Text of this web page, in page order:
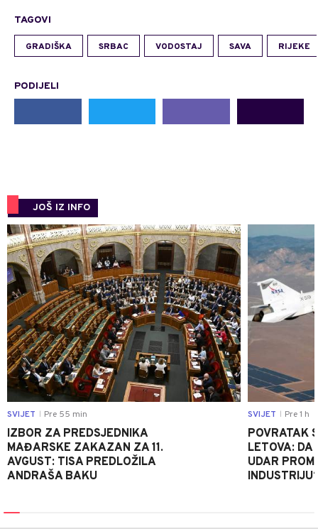
TAGOVI
GRADIŠKA SRBAC VODOSTAJ SAVA RIJEKE
PODIJELI
JOŠ IZ INFO
0
SVIJET Pre 55 min
IZBOR ZA PREDSJEDNIKA
MAĐARSKE ZAKAZAN ZA 11.
AVGUST: TISA PREDLOŽILA
ANDRAŠA BAKU
SVIJET Pre 1 h
POVRATAK
LETOVA: DA
UDAR